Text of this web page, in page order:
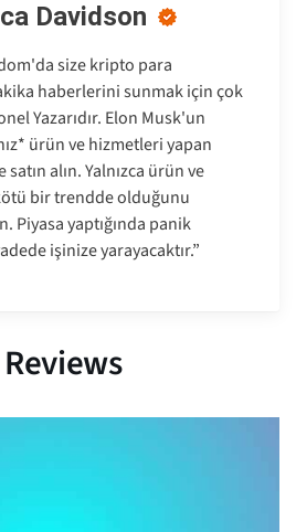
Davidson
size kripto para
haberlerini sunmak için çok
Yazarıdır. Elon Musk'un
ürün ve hizmetleri yapan
alın. Yalnızca ürün ve
bir trendde olduğunu
Piyasa yaptığında panik
işinize yarayacaktır.”